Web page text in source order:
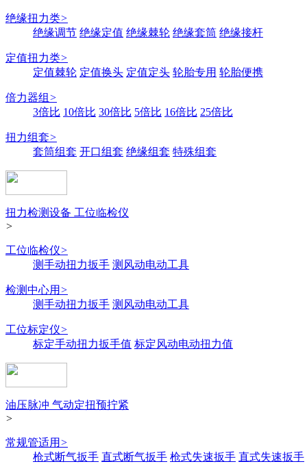
绝缘扭力类>
绝缘调节 绝缘定值 绝缘棘轮 绝缘套筒 绝缘接杆
定值扭力类>
定值棘轮 定值换头 定值定头 轮胎专用 轮胎便携
倍力器组 >
3倍比 10倍比 30倍比 5倍比 16倍比 25倍比
扭力组套>
套筒组套 开口组套 绝缘组套 特殊组套
扭力检测设备 工位临检仪
>
工位临检仪>
测手动扭力扳手 测风动电动工具
检测中心用 >
测手动扭力扳手 测风动电动工具
工位标定仪>
标定手动扭力扳手值 标定风动电动扭力值
油压脉冲 气动定扭预拧紧
>
常规管适用 >
枪式断气扳手 直式断气扳手 枪式失速扳手 直式失速扳手